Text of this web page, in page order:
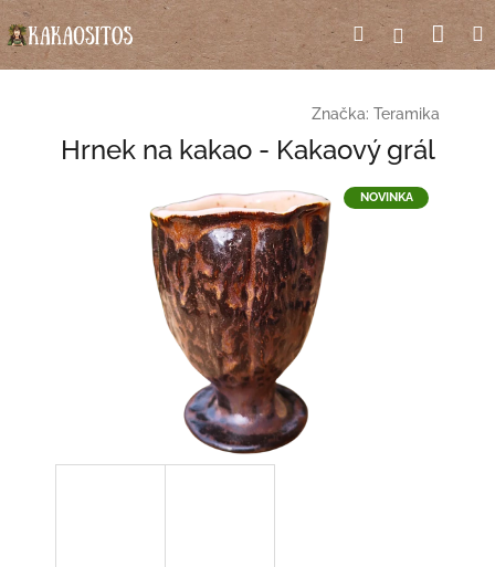
Přejít
na
obsah
HledatPřihlášení
Značka: Teramika
Hrnek na kakao - Kakaový grál
NOVINKA